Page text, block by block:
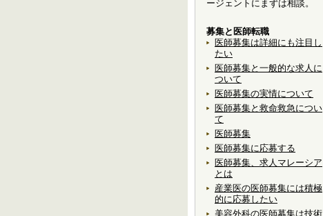
ージェントにまずは相談。
募集と医師転職
医師募集は詳細にも注目し
たい
医師募集と一般的な求人に
ついて
医師募集の実情について
医師募集と救命救急につい
て
医師募集
医師募集に応募する
医師募集、求人マレーシア
とは
産業医の医師募集には積極
的に応募したい
美容外科の医師募集は技術